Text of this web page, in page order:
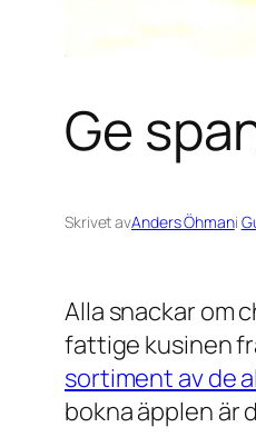
Ge
Skrivet avAnders Öhmani
Alla snackar om
fattige kusinen
sortiment av de
bokna äpplen är